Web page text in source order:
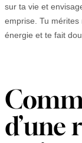
sur ta vie et
emprise. Tu mérites
énergie et te fait
d’une